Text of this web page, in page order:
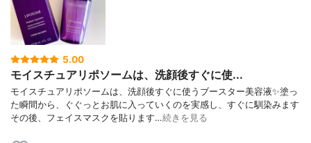
5.00
モイスチュアリポソームは、洗顔後すぐに使...
モイスチュアリポソームは、洗顔後すぐに使うブースター美容液✨塗っ
た瞬間から、ぐぐっとお肌に入っていくのを実感し、すぐに馴染みます
その後、フェイスマスクを貼ります…続きを見る